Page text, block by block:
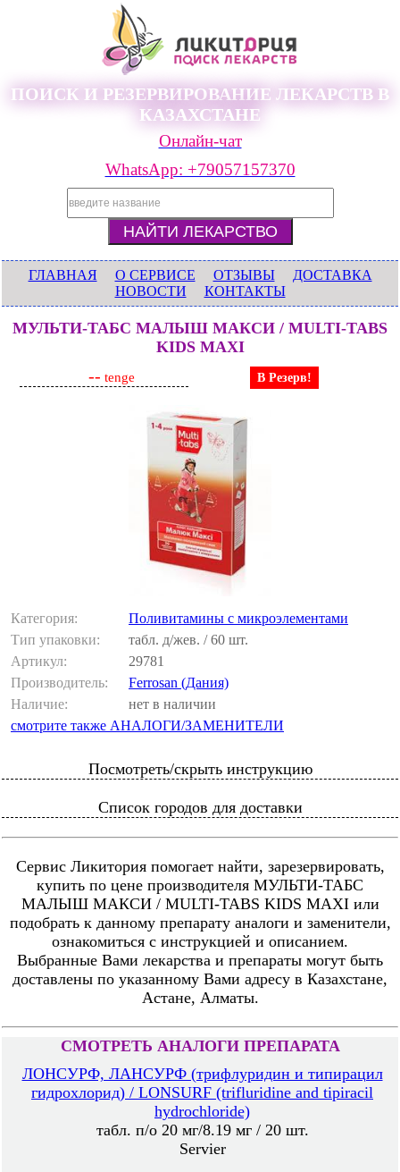
ПОИСК И РЕЗЕРВИРОВАНИЕ ЛЕКАРСТВ В
КАЗАХСТАНЕ
Онлайн-чат
WhatsApp: +79057157370
ГЛАВНАЯ О СЕРВИСЕ ОТЗЫВЫ
ДОСТАВКА
НОВОСТИ
КОНТАКТЫ
МУЛЬТИ-ТАБС МАЛЫШ МАКСИ / MULTI-TABS
KIDS MAXI
-- tenge В Резерв!
Категория:
Поливитамины с микроэлементами
Тип упаковки:
табл. д/жев. / 60 шт.
Артикул:
29781
Производитель:
Ferrosan (Дания)
Наличие:
нет в наличии
смотрите также АНАЛОГИ/ЗАМЕНИТЕЛИ
Посмотреть/скрыть инструкцию
Список городов для доставки
Сервис Ликитория помогает найти, зарезервировать,
купить по цене производителя МУЛЬТИ-ТАБС
МАЛЫШ МАКСИ / MULTI-TABS KIDS MAXI или
подобрать к данному препарату аналоги и заменители,
ознакомиться с инструкцией и описанием.
Выбранные Вами лекарства и препараты могут быть
доставлены по указанному Вами адресу в Казахстане,
Астане, Алматы.
СМОТРЕТЬ АНАЛОГИ ПРЕПАРАТА
ЛОНСУРФ, ЛАНСУРФ (трифлуридин и типирацил
гидрохлорид) / LONSURF (trifluridine and tipiracil
hydrochloride)
табл. п/о 20 мг/8.19 мг / 20 шт.
Servier